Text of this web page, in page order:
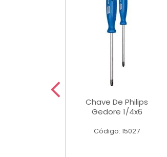
Chave De Philips
Gedore 1/4x6
Código: 15027